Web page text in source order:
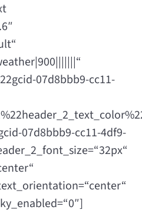
07d8bbb9-cc11-
07d8bbb9-cc11-4df9-